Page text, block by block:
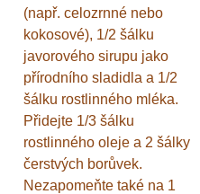
(např. celozrnné nebo
kokosové), 1/2 šálku
javorového sirupu jako
přírodního sladidla a 1/2
šálku rostlinného mléka.
Přidejte 1/3 šálku
rostlinného oleje a 2 šálky
čerstvých borůvek.
Nezapomeňte také na 1